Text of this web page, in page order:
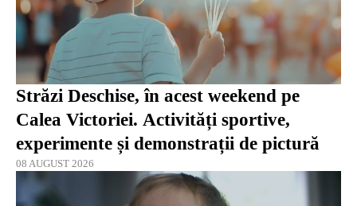
Străzi Deschise, în acest weekend pe
Calea Victoriei. Activități sportive,
experimente și demonstrații de pictură
08 AUGUST 2026